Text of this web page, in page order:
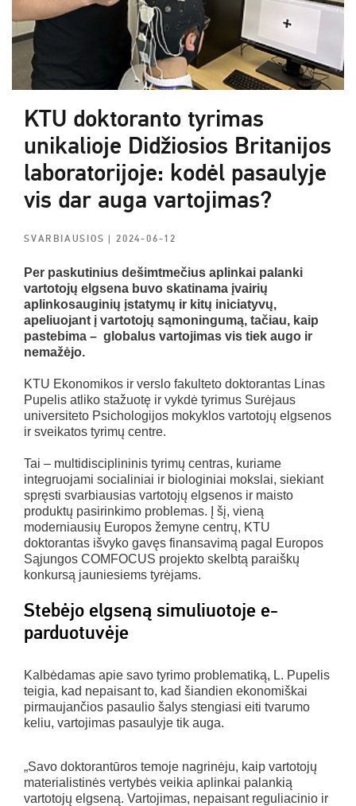
KTU doktoranto tyrimas
unikalioje Didžiosios Britanijos
laboratorijoje: kodėl pasaulyje
vis dar auga vartojimas?
SVARBIAUSIOS| 2024-06-12
Per paskutinius dešimtmečius aplinkai palanki
vartotojų elgsena buvo skatinama įvairių
aplinkosauginių įstatymų ir kitų iniciatyvų,
apeliuojant į vartotojų sąmoningumą, tačiau, kaip
pastebima – globalus vartojimas vis tiek augo ir
nemažėjo.
KTU Ekonomikos ir verslo fakulteto doktorantas Linas
Pupelis atliko stažuotę ir vykdė tyrimus Surėjaus
universiteto Psichologijos mokyklos vartotojų elgsenos
ir sveikatos tyrimų centre.
Tai – multidisciplininis tyrimų centras, kuriame
integruojami socialiniai ir biologiniai mokslai, siekiant
spręsti svarbiausias vartotojų elgsenos ir maisto
produktų pasirinkimo problemas. Į šį, vieną
moderniausių Europos žemyne centrų, KTU
doktorantas išvyko gavęs finansavimą pagal Europos
Sąjungos COMFOCUS projekto skelbtą paraiškų
konkursą jauniesiems tyrėjams.
Stebėjo elgseną simuliuotoje e-
parduotuvėje
Kalbėdamas apie savo tyrimo problematiką, L. Pupelis
teigia, kad nepaisant to, kad šiandien ekonomiškai
pirmaujančios pasaulio šalys stengiasi eiti tvarumo
keliu, vartojimas pasaulyje tik auga.
„Savo doktorantūros temoje nagrinėju, kaip vartotojų
materialistinės vertybės veikia aplinkai palankią
vartotojų elgseną. Vartojimas, nepaisant reguliacinio ir